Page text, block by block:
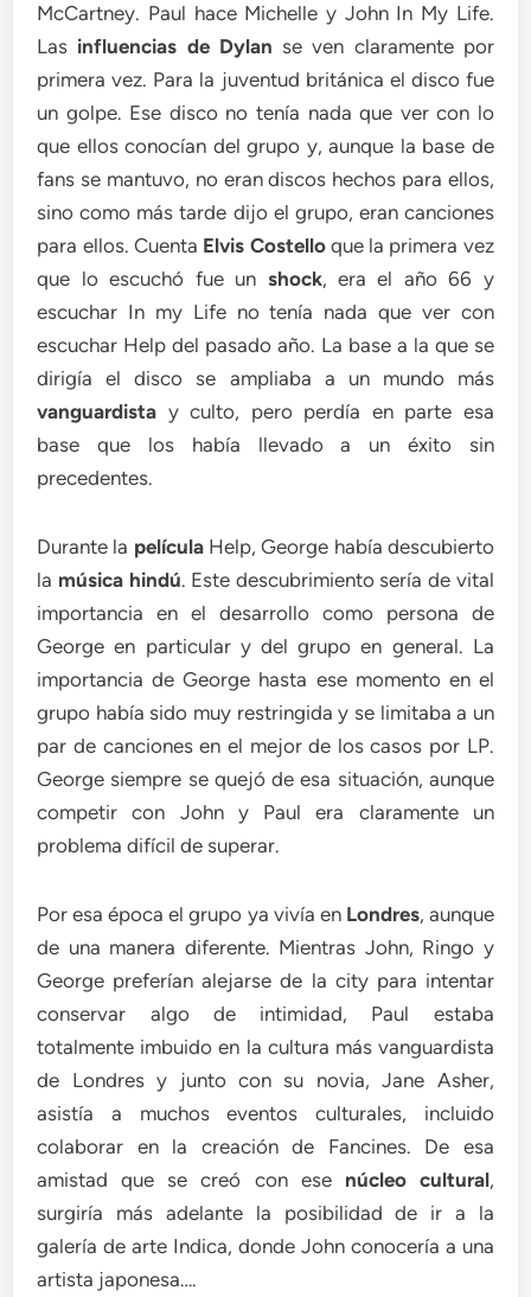
McCartney. Paul hace Michelle y John In My Life.
Las influencias de Dylan se ven claramente por
primera vez. Para la juventud británica el disco fue
un golpe. Ese disco no tenía nada que ver con lo
que ellos conocían del grupo y, aunque la base de
fans se mantuvo, no eran discos hechos para ellos,
sino como más tarde dijo el grupo, eran canciones
para ellos. Cuenta Elvis Costelloque la primera vez
que lo escuchó fue un shock, era el año 66 y
escuchar In my Life no tenía nada que ver con
escuchar Help del pasado año. La base a la que se
dirigía el disco se ampliaba a un mundo más
vanguardista y culto, pero perdía en parte esa
base que los había llevado a un éxito sin
precedentes.
Durante la películaHelp, George había descubierto
la música hindú. Este descubrimiento sería de vital
importancia en el desarrollo como persona de
George en particular y del grupo en general. La
importancia de George hasta ese momento en el
grupo había sido muy restringida y se limitaba a un
par de canciones en el mejor de los casos por LP.
George siempre se quejó de esa situación, aunque
competir con John y Paul era claramente un
problema difícil de superar.
Por esa época el grupo ya vivía en Londres, aunque
de una manera diferente. Mientras John, Ringo y
George preferían alejarse de la city para intentar
conservar algo de intimidad, Paul estaba
totalmente imbuido en la cultura más vanguardista
de Londres y junto con su novia, Jane Asher,
asistía a muchos eventos culturales, incluido
colaborar en la creación de Fancines. De esa
amistad que se creó con ese núcleo cultural,
surgiría más adelante la posibilidad de ir a la
galería de arte Indica, donde John conocería a una
artista japonesa….